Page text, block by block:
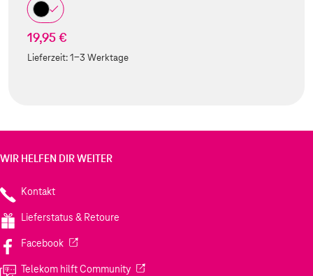
19,95 €
Lieferzeit:1-3 Werktage
WIR HELFEN DIR WEITER
Kontakt
Lieferstatus & Retoure
Facebook(Wird in einem neuen Tab geöffnet)
Telekom hilft Community(Wird in einem neuen Tab geöffnet)